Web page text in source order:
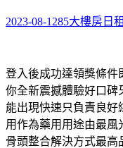
2023-08-1285大樓房日
登入後成功達領獎條件
你全新震撼體驗好口碑
能出現快速只負責良好
用作為藥用用途由最風
骨頭整合解決方式最高